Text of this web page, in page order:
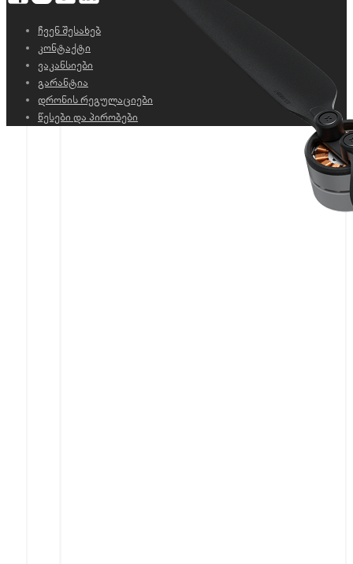
ჩვენ შესახებ
კონტაქტი
ვაკანსიები
გარანტია
დრონის რეგულაციები
წესები და პირობები